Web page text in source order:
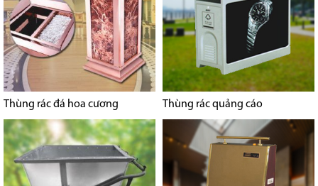
Thùng rác đá hoa cương Thùng rác quảng cáo